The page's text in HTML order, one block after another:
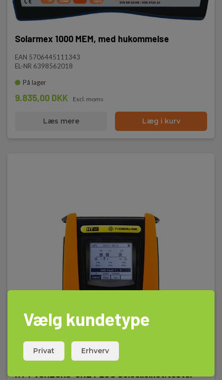
Solarmex 1000 MEM, med hukommelse
EAN 5706445111343
EL-NR 6398562018
På lager
9.835,00 DKK Excl. moms
Læs mere Læg i kurv
HT PVCHECKs-ONE PLUS Solcelleinst.tester
Vælg kundetype
Privat Erhverv